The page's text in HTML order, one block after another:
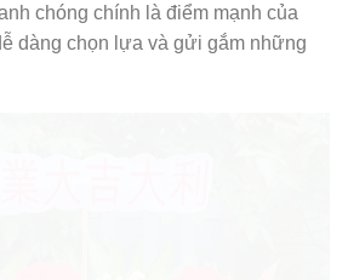
chóng chính là điểm mạnh của
dàng chọn lựa và gửi gắm những